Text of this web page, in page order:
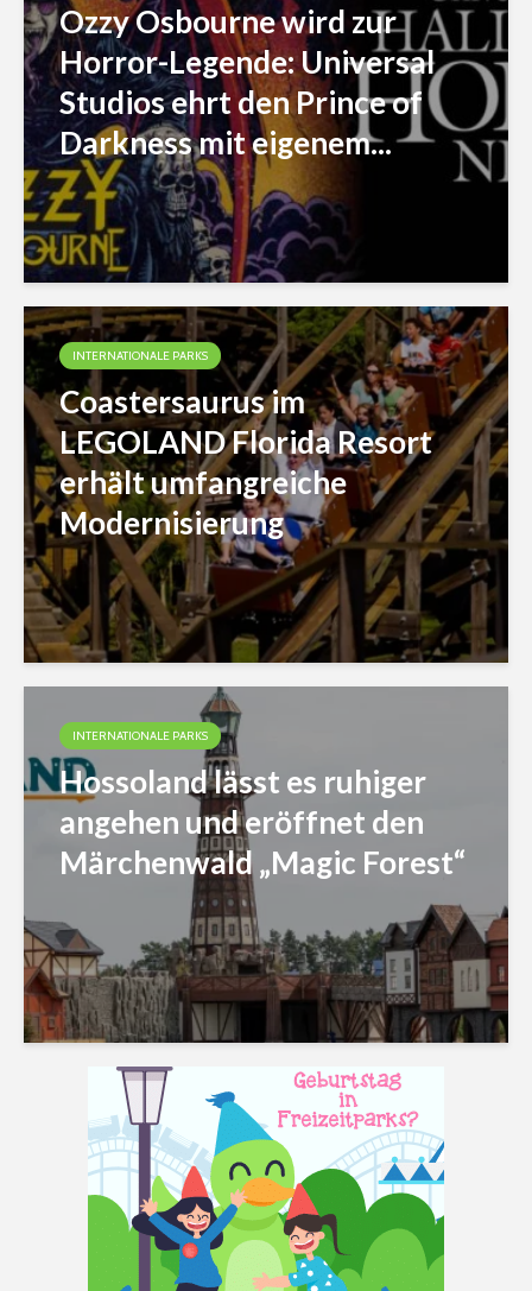
Ozzy Osbourne wird zur
Horror-Legende: Universal
Studios ehrt den Prince of
Darkness mit eigenem...
INTERNATIONALE PARKS
Coastersaurus im
LEGOLAND Florida Resort
erhält umfangreiche
Modernisierung
INTERNATIONALE PARKS
Hossoland lässt es ruhiger
angehen und eröffnet den
Märchenwald „Magic Forest“